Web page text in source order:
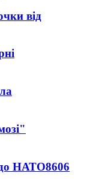
від
до НАТО8606